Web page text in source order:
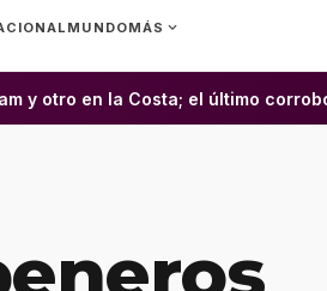
MUNDOMÁS expand_more
otro en la Costa; el último